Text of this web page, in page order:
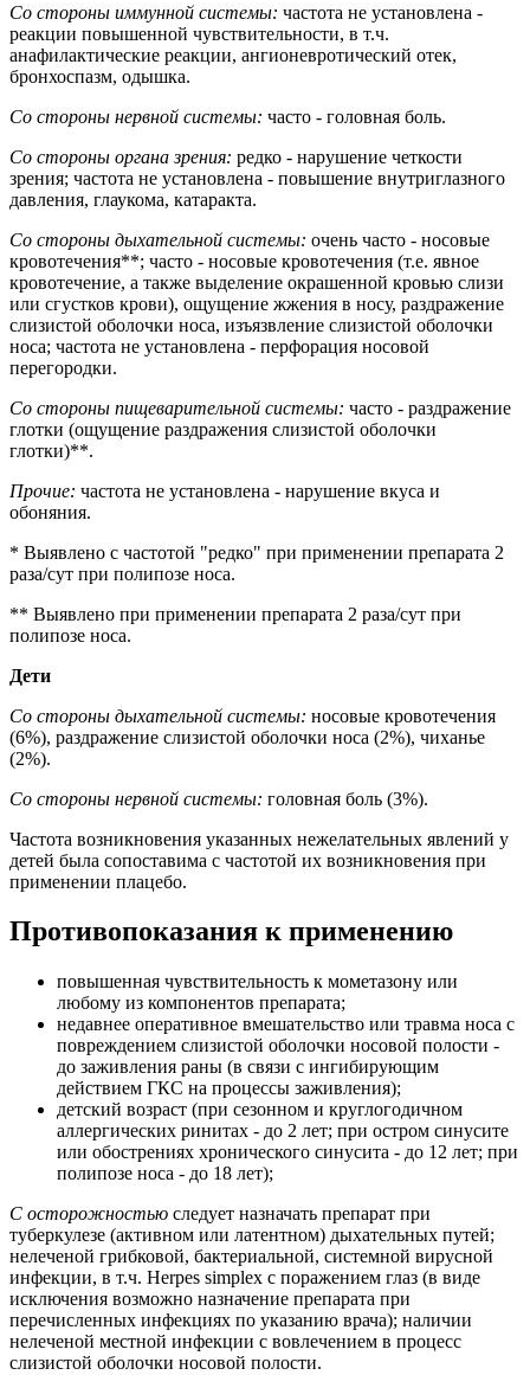
Со стороны иммунной системы: частота не установлена -
реакции повышенной чувствительности, в т.ч.
анафилактические реакции, ангионевротический отек,
бронхоспазм, одышка.
Со стороны нервной системы: часто - головная боль.
Со стороны органа зрения: редко - нарушение четкости
зрения; частота не установлена - повышение внутриглазного
давления, глаукома, катаракта.
Со стороны дыхательной системы: очень часто - носовые
кровотечения**; часто - носовые кровотечения (т.е. явное
кровотечение, а также выделение окрашенной кровью слизи
или сгустков крови), ощущение жжения в носу, раздражение
слизистой оболочки носа, изъязвление слизистой оболочки
носа; частота не установлена - перфорация носовой
перегородки.
Со стороны пищеварительной системы: часто - раздражение
глотки (ощущение раздражения слизистой оболочки
глотки)**.
Прочие: частота не установлена - нарушение вкуса и
обоняния.
* Выявлено с частотой "редко" при применении препарата 2
раза/сут при полипозе носа.
** Выявлено при применении препарата 2 раза/сут при
полипозе носа.
Дети
Со стороны дыхательной системы: носовые кровотечения
(6%), раздражение слизистой оболочки носа (2%), чиханье
(2%).
Со стороны нервной системы: головная боль (3%).
Частота возникновения указанных нежелательных явлений у
детей была сопоставима с частотой их возникновения при
применении плацебо.
Противопоказания к применению
повышенная чувствительность к мометазону или
любому из компонентов препарата;
недавнее оперативное вмешательство или травма носа с
повреждением слизистой оболочки носовой полости -
до заживления раны (в связи с ингибирующим
действием ГКС на процессы заживления);
детский возраст (при сезонном и круглогодичном
аллергических ринитах - до 2 лет; при остром синусите
или обострениях хронического синусита - до 12 лет; при
полипозе носа - до 18 лет);
С осторожностью следует назначать препарат при
туберкулезе (активном или латентном) дыхательных путей;
нелеченой грибковой, бактериальной, системной вирусной
инфекции, в т.ч. Herpes simplex с поражением глаз (в виде
исключения возможно назначение препарата при
перечисленных инфекциях по указанию врача); наличии
нелеченой местной инфекции с вовлечением в процесс
слизистой оболочки носовой полости.